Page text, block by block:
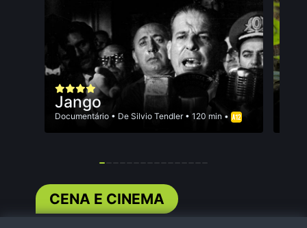
Jango
Documentário • De Silvio Tendler• 120 min •
CENA E CINEMA